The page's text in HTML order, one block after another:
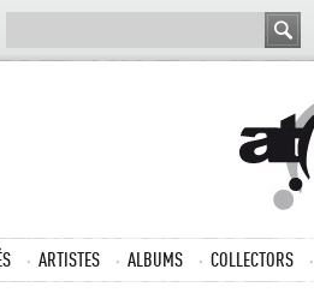
ARTISTES ALBUMS COLLECTORS